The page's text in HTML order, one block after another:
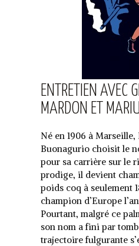
ENTRETIEN AVEC
MARDON ET
Né en 1906 à
Buonagurio choisit le
pour sa carrière sur le
prodige, il devient
poids coq à seulement
champion d’Europe
Pourtant, malgré ce
son nom a fini par
trajectoire fulgurante